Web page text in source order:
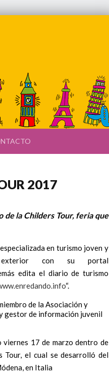
2017
la Childers Tour, feria que
en turismo joven y
con su portal
edita el diario de turismo
“.
de la Asociación y
gestor de información juvenil
viernes 17 de marzo dentro de
Tour, el cual se desarrolló del
en Italia